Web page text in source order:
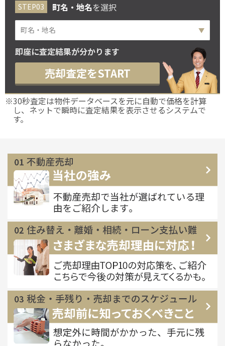
町名・地名を選択
町名・地名
即座に査定結果が分かります
売却査定をSTART
※30秒査定は物件データベースを元に自動で価格を計算
し、ネットで瞬時に査定結果を表示させるシステムで
す。